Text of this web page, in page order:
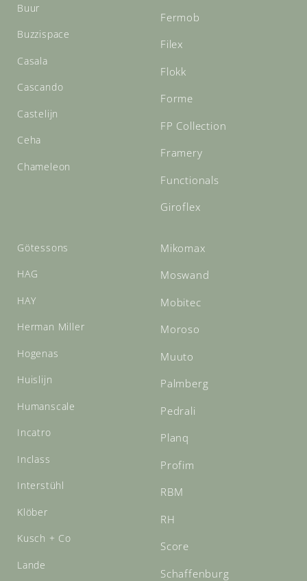
Buur
Buzzispace
Casala
Cascando
Castelijn
Ceha
Chameleon
Fermob
Filex
Flokk
Forme
FP Collection
Framery
Functionals
Giroflex
Götessons
HAG
HAY
Herman Miller
Hogenas
Huislijn
Humanscale
Incatro
Inclass
Interstühl
Klöber
Kusch + Co
Lande
Mikomax
Moswand
Mobitec
Moroso
Muuto
Palmberg
Pedrali
Planq
Profim
RBM
RH
Score
Schaffenburg